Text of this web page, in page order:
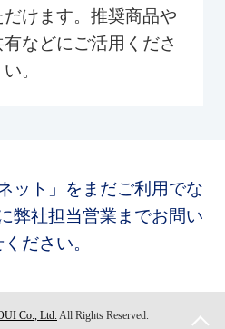
けます。推奨商品や
などにご活用くださ
い。
ット」をまだご利用でな
弊社担当営業までお問い
ださい。
Co., Ltd. All Rights Reserved.